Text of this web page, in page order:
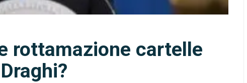
rottamazione cartelle